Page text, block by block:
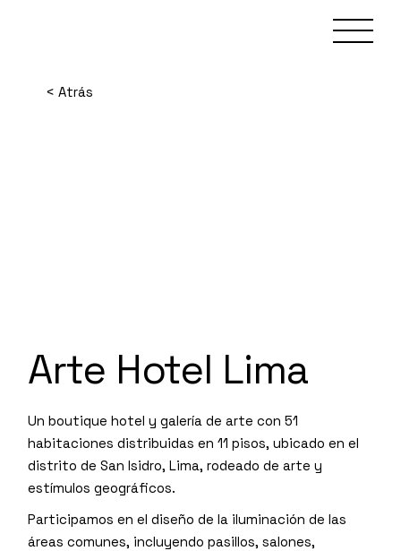
< Atrás
Arte Hotel Lima
Un boutique hotel y galería de arte con 51
habitaciones distribuidas en 11 pisos, ubicado en el
distrito de San Isidro, Lima, rodeado de arte y
estímulos geográficos.
Participamos en el diseño de la iluminación de las
áreas comunes, incluyendo pasillos, salones,